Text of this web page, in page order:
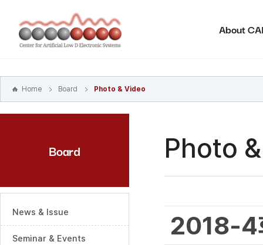
바로가기
주메뉴
바로가기
About
Home Board Photo & Video
Board
News & Issue
Seminar & Events
Photo
2018-4